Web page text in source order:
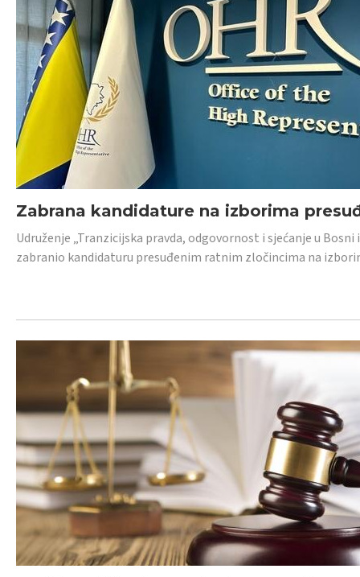
Zabrana kandidature na izborima
Udruženje „Tranzicijska pravda, odgovornost i sjećanje u
zabranio kandidaturu presuđenim ratnim zločincima na